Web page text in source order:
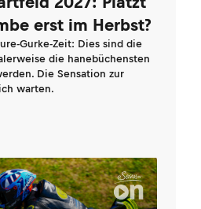
erst im Herbst?
Gurke-Zeit: Dies sind die
die hanebüchensten
Die Sensation zur
warten.